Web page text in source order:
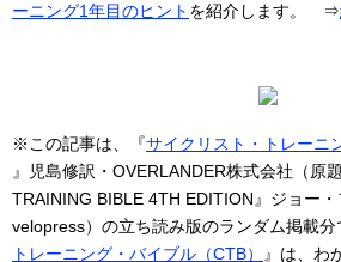
ーニング1年目のヒント を紹介します。 ⇒
※この記事は、『サイクリスト・トレーニ
』児島修訳・OVERLANDER株式会社（原
TRAINING BIBLE 4TH EDITION』ジョー・
velopress）の立ち読み版のランダム掲載分
トレーニング・バイブル（CTB）
』は、わ